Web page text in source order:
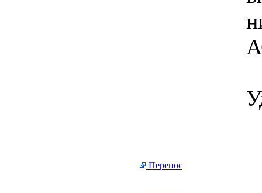
Перенос